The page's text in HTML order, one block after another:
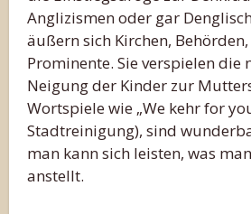
Anglizismen oder gar
äußern sich Kirchen,
Prominente. Sie verspielen die
Neigung der Kinder zur
Wortspiele wie „We kehr for
Stadtreinigung), sind
man kann sich leisten, was
anstellt.